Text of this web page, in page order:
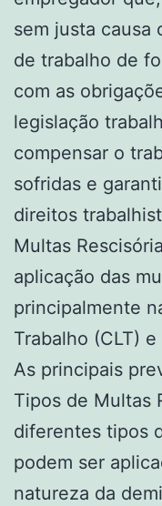
sem justa causa
de trabalho de
com as
legislação
compensar o
sofridas e
direitos
Multas
aplicação das
principalmente
Trabalho (CLT)
As principais
Tipos de Multas
diferentes tipos
podem ser
natureza da